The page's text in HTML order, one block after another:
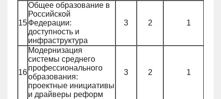
15
Общее образование в
Российской
Федерации:
доступность и
инфраструктура
3 2 1
16
Модернизация
системы среднего
профессионального
образования:
проектные инициативы
и драйверы реформ
3 2 1